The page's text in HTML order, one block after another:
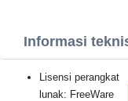
Informasi
Lisensi perangkat
lunak: FreeWare